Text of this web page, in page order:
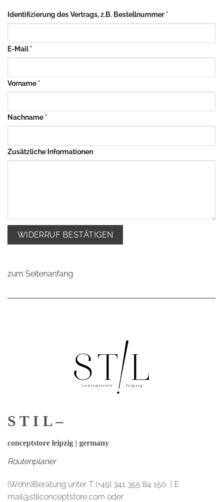
Identifizierung des Vertrags, z.B. Bestellnummer*
E-Mail*
E-
Mail
Vorname *
Nachname *
Zusätzliche Informationen
WIDERRUF BESTÄTIGEN
zum Seitenanfang
S T I L –
conceptstore leipzig | germany
Routenplaner
(Wohn)Beratung unter T (+49) 341 355 84 150 | E
mail@stilconceptstore.com oder